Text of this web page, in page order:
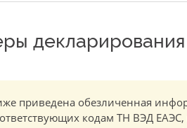
приведена обезличенная
кодам ТН ВЭД